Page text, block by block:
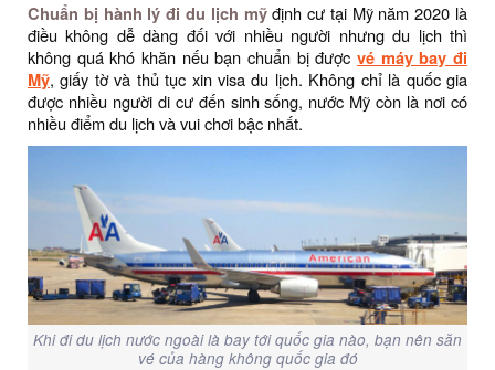
Chuẩn bị hành lý đi du lịch mỹđịnh cư tại Mỹ năm 2020 là
điều không dễ dàng đối với nhiều người nhưng du lịch thì
không quá khó khăn nếu bạn chuẩn bị được vé máy bay đi
Mỹ, giấy tờ và thủ tục xin visa du lịch. Không chỉ là quốc gia
được nhiều người di cư đến sinh sống, nước Mỹ còn là nơi có
nhiều điểm du lịch và vui chơi bậc nhất.
Khi đi du lịch nước ngoài là bay tới quốc gia nào, bạn nên săn
vé của hàng không quốc gia đó